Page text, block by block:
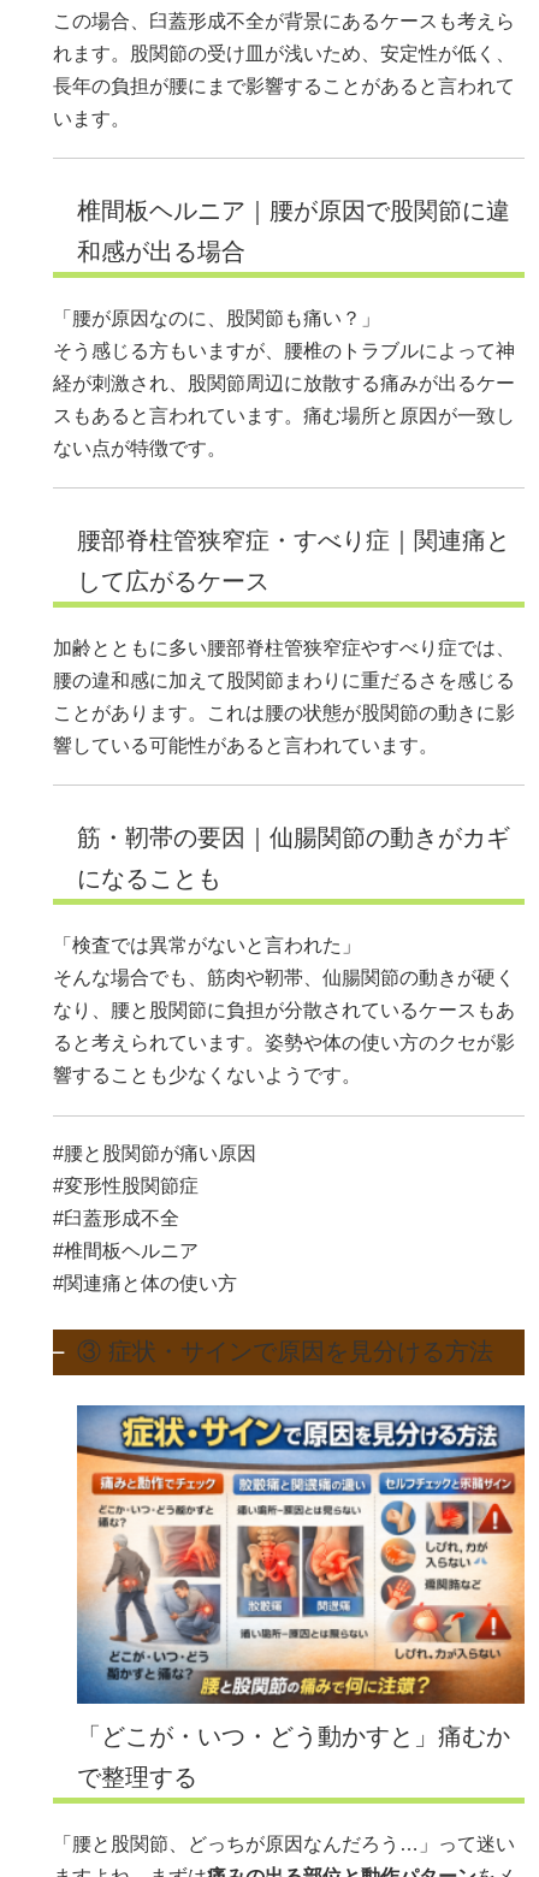
この場合、臼蓋形成不全が背景にあるケースも考えら
れます。股関節の受け皿が浅いため、安定性が低く、
長年の負担が腰にまで影響することがあると言われて
います。
椎間板ヘルニア｜腰が原因で股関節に違
和感が出る場合
「腰が原因なのに、股関節も痛い？」
そう感じる方もいますが、腰椎のトラブルによって神
経が刺激され、股関節周辺に放散する痛みが出るケー
スもあると言われています。痛む場所と原因が一致し
ない点が特徴です。
腰部脊柱管狭窄症・すべり症｜関連痛と
して広がるケース
加齢とともに多い腰部脊柱管狭窄症やすべり症では、
腰の違和感に加えて股関節まわりに重だるさを感じる
ことがあります。これは腰の状態が股関節の動きに影
響している可能性があると言われています。
筋・靭帯の要因｜仙腸関節の動きがカギ
になることも
「検査では異常がないと言われた」
そんな場合でも、筋肉や靭帯、仙腸関節の動きが硬く
なり、腰と股関節に負担が分散されているケースもあ
ると考えられています。姿勢や体の使い方のクセが影
響することも少なくないようです。
#腰と股関節が痛い原因
#変形性股関節症
#臼蓋形成不全
#椎間板ヘルニア
#関連痛と体の使い方
③ 症状・サインで原因を見分ける方法
「どこが・いつ・どう動かすと」痛むか
で整理する
「腰と股関節、どっちが原因なんだろう…」って迷い